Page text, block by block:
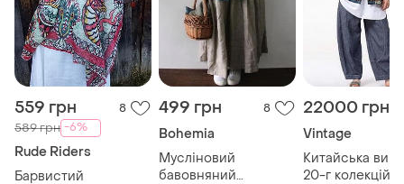
559 грн 8
589 грн -6%
Rude Riders
Барвистий
499 грн 8
Bohemia
Мусліновий
бавовняний
22000 грн
Vintage
Китайська
20-г